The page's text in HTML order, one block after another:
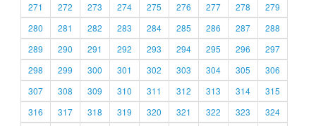
271
272 273 274 275 276 277 278
279
280
281 282 283 284 285 286 287
288
289
290 291 292 293 294 295 296
297
298
299 300 301 302 303 304 305
306
307
308 309 310 311 312 313 314
315
316
317 318 319 320 321 322 323 324